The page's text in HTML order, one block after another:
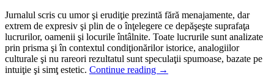
Jurnalul scris cu umor şi erudiţie prezintă fără menajamente, dar
extrem de expresiv şi plin de o înţelegere ce depăşeşte suprafaţa
lucrurilor, oamenii şi locurile întâlnite. Toate lucrurile sunt analizate
prin prisma şi în contextul condiţionărilor istorice, analogiilor
culturale şi nu rareori rezultatul sunt speculaţii spumoase, bazate pe
intuiţie şi simţ estetic. Continue reading →